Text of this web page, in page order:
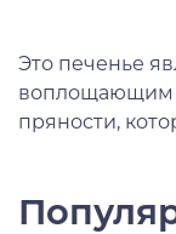
Это печенье
воплощающим
пряности,